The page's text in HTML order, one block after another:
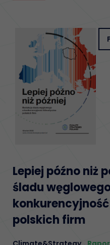
Lepiej późno niż
śladu
polskich firm